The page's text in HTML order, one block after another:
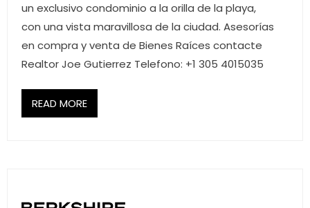
- Leadership Team
un exclusivo condominio a la orilla de la playa,
con una vista maravillosa de la ciudad. Asesorías
en compra y venta de Bienes Raíces contacte
Realtor Joe Gutierrez Telefono: +1 305 4015035
READ MORE